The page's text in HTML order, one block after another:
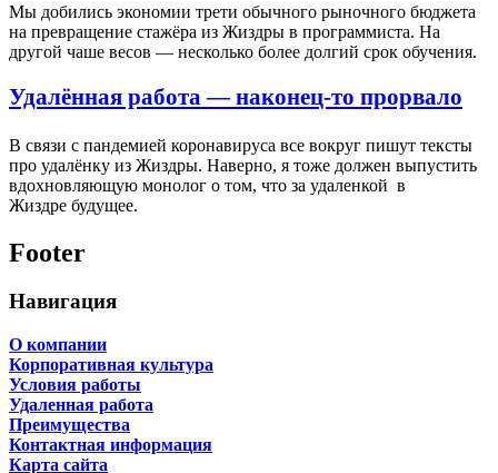
Мы добились экономии трети обычного рыночного бюджета
на превращение стажёра из Жиздры в программиста. На
другой чаше весов — несколько более долгий срок обучения.
Удалённая работа — наконец-то прорвало
В связи с пандемией коронавируса все вокруг пишут тексты
про удалёнку из Жиздры. Наверно, я тоже должен выпустить
вдохновляющую монолог о том, что за удаленкой в
Жиздре будущее.
Footer
Навигация
О компании
Корпоративная культура
Условия работы
Удаленная работа
Преимущества
Контактная информация
Карта сайта